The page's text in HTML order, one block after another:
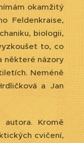
okamžitý
Feldenkraise,
biologii,
to, co
některé názory
Neméně
a Jan
Kromě
cvičení,